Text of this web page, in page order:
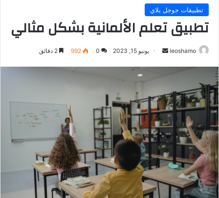
تطبيقات جوجل بلاي
تطبيق تعلم الألمانية بشكل مثالي
leoshamo
أرسل
إلكترونيا
يونيو 15, 2023 0
992